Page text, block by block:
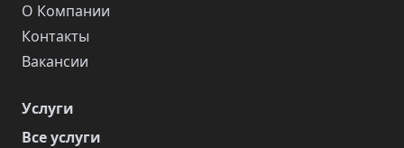
О Компании
Контакты
Вакансии
Услуги
Все услуги